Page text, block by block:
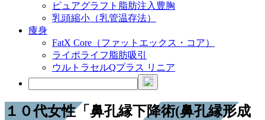
ピュアグラフト脂肪注入豊胸
乳頭縮小（乳管温存法）
痩身
FatX Core（ファットエックス・コア）
ライポライフ脂肪吸引
ウルトラセルQプラス リニア
１０代女性「鼻孔縁下降術(鼻孔縁形成